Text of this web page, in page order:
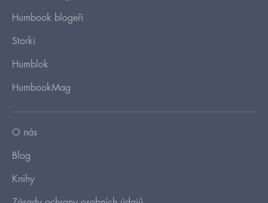
Humbook blogeři
Storki
Humblok
HumbookMag
O nás
Blog
Knihy